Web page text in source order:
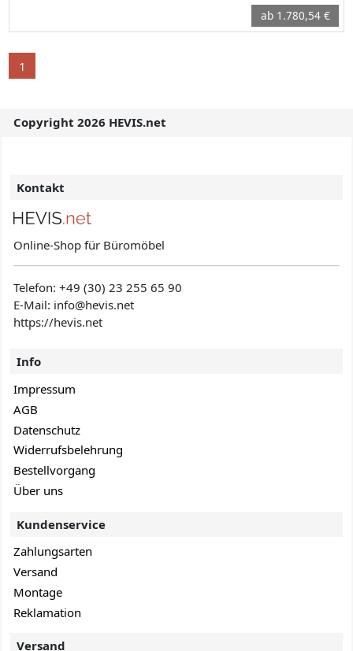
ab 1.780,54 €
1
Copyright 2026 HEVIS.net
Kontakt
Online-Shop für Büromöbel
Telefon:+49 (30) 23 255 65 90
E-Mail: info@hevis.net
https://hevis.net
Info
Impressum
AGB
Datenschutz
Widerrufsbelehrung
Bestellvorgang
Über uns
Kundenservice
Zahlungsarten
Versand
Montage
Reklamation
Versand